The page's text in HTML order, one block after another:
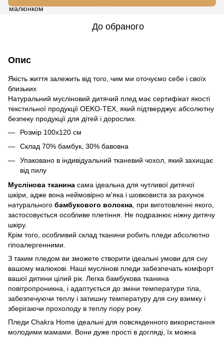
До обраного
Опис
Якість життя залежить від того, чим ми оточуємо себе і своїх
близьких
Натуральний мусліновий дитячий плед має сертифікат якості
текстильної продукції OEKO-TEX, який підтверджує абсолютну
безпеку продукції для дітей і дорослих.
Розмір 100х120 см
Склад 70% бамбук, 30% бавовна
Упаковано в індивідуальний тканевий чохол, який захищає
від пилу
Муслінова тканина сама ідеальна для чутливої дитячої
шкіри, адже вона неймовірно м'яка і шовковиста за рахунок
натурального бамбукового волокна , при виготовленні якого,
застосовується особливе плетіння. Не подразнює ніжну дитячу
шкіру.
Крім того, особливий склад тканини робить пледи абсолютно
гіпоалергенними.
З таким пледом ви зможете створити ідеальні умови для сну
вашому малюкові. Наші муслінові пледи забезпечать комфорт
вашої дитини цілий рік. Легка бамбукова тканина
повітропроникна, і адаптується до зміни температури тіла,
забезпечуючи теплу і затишну температуру для сну взимку і
зберігаючи прохолоду в теплу пору року.
Пледи Chakra Home ідеальні для повсякденного використання
молодими мамами. Вони дуже прості в догляді, їх можна